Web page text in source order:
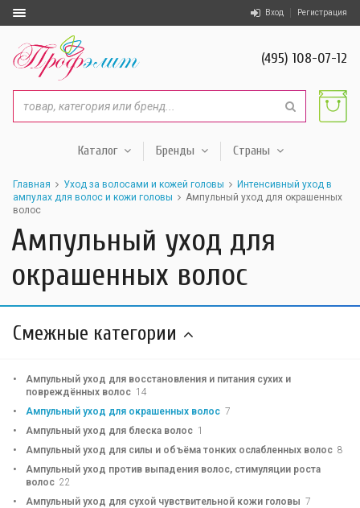
Вход Регистрация
(495) 108-07-12
Каталог Бренды Страны
Главная Уход за волосами и кожей головы
Интенсивный уход в
ампулах для волос и кожи головы
Ампульный уход для окрашенных
волос
Ампульный уход для
окрашенных волос
Смежные категории
Ампульный уход для восстановления и питания сухих и
повреждённых волос 14
Ампульный уход для окрашенных волос 7
Ампульный уход для блеска волос 1
Ампульный уход для силы и объёма тонких ослабленных волос 8
Ампульный уход против выпадения волос, стимуляции роста
волос 22
Ампульный уход для сухой чувствительной кожи головы 7